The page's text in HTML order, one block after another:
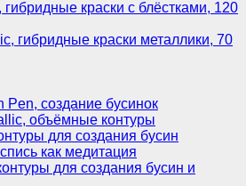
краски с блёстками, 120
гибридные краски металлики, 70
создание бусинок
объёмные контуры
для создания бусин
как медитация
для создания бусин и